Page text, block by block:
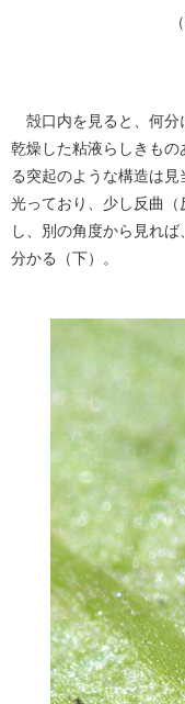
殻口内を見ると、何分
乾燥した粘液らしきも
る突起のような構造は見
光っており、少し反曲
し、別の角度から見れ
分かる（下）。